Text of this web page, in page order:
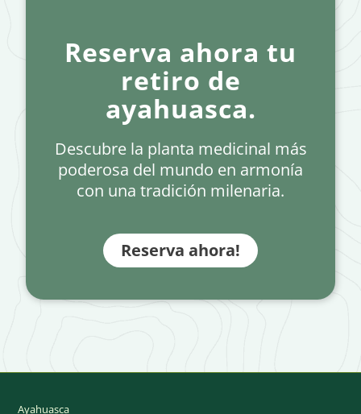
Reserva ahora tu
retiro de
ayahuasca.
Descubre la planta medicinal más
poderosa del mundo en armonía
con una tradición milenaria.
Reserva ahora!
Ayahuasca